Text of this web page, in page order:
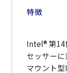
特徴
Intel® 第
セッサー
マウント